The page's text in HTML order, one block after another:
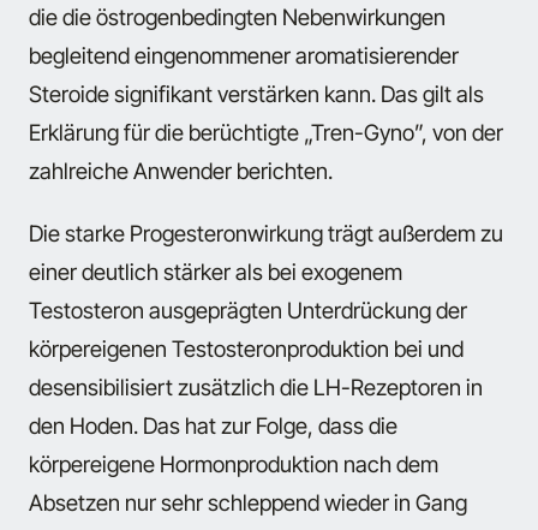
die die östrogenbedingten Nebenwirkungen
begleitend eingenommener aromatisierender
Steroide signifikant verstärken kann. Das gilt als
Erklärung für die berüchtigte „Tren-Gyno”, von der
zahlreiche Anwender berichten.
Die starke Progesteronwirkung trägt außerdem zu
einer deutlich stärker als bei exogenem
Testosteron ausgeprägten Unterdrückung der
körpereigenen Testosteronproduktion bei und
desensibilisiert zusätzlich die LH-Rezeptoren in
den Hoden. Das hat zur Folge, dass die
körpereigene Hormonproduktion nach dem
Absetzen nur sehr schleppend wieder in Gang